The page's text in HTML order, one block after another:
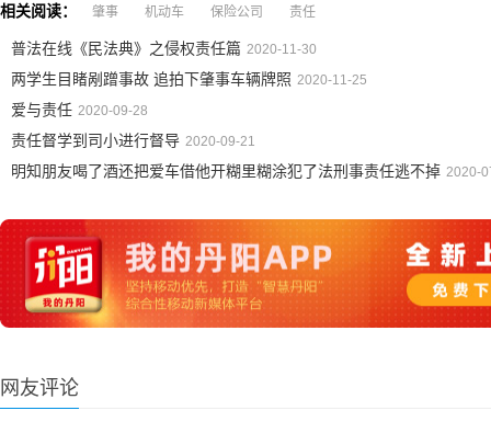
相关阅读： 肇事 机动车 保险公司 责任
普法在线《民法典》之侵权责任篇 2020-11-30
两学生目睹剐蹭事故 追拍下肇事车辆牌照 2020-11-25
爱与责任 2020-09-28
责任督学到司小进行督导 2020-09-21
明知朋友喝了酒还把爱车借他开糊里糊涂犯了法刑事责任逃不掉 2020-
网友评论